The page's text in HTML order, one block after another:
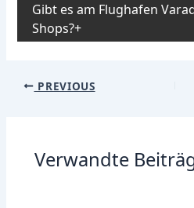
Gibt es am Flughafen
Shops?
Post
PREVIOUS
Verwandte